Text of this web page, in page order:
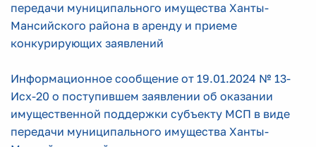
передачи муниципального имущества Ханты-
Мансийского района в аренду и приеме
конкурирующих заявлений
Информационное сообщение от 19.01.2024 № 13-
Исх-20 о поступившем заявлении об оказании
имущественной поддержки субъекту МСП в виде
передачи муниципального имущества Ханты-